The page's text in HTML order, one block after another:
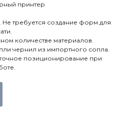
принтер
Не требуется создание форм для
количестве материалов.
чернил из импортного сопла.
позиционирование при